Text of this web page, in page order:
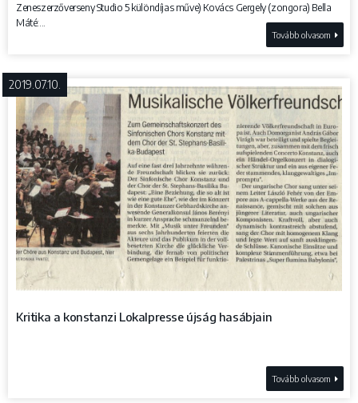
Zeneszerzőverseny Studio 5 különdíjas műve) Kovács Gergely (zongora) Bella
Máté:...
Tovább olvasom
2019.07.10.
Kritika a konstanzi Lokalpresse újság hasábjain
Tovább olvasom